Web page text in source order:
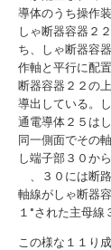
導体のうち操作
しゃ断器容器２
ち、しゃ断器容
作軸と平行に配
断器容器２２の
導出している。
通電導体２５は
同一側面でその
し端子部３０か
、３０には断
軸線がしゃ断器
１°された主母線
この様な１１り